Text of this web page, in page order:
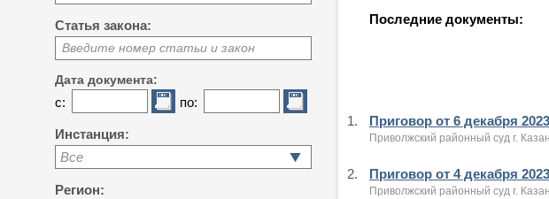
Статья закона:
Введите номер статьи и закон
Дата документа:
с: по:
Инстанция:
Все
Регион:
Последние документы:
1. Приговор от 6 декабря
Приволжский районный суд г.
2. Приговор от 4 декабря
Приволжский районный суд г.